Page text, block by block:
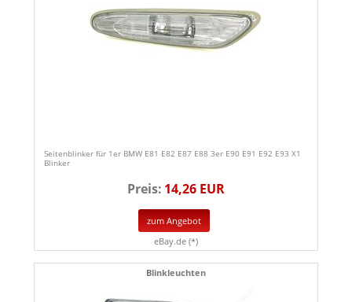
Seitenblinker für 1er BMW E81 E82 E87 E88 3er E90 E91 E92 E93 X1
Blinker
Preis: 14,26 EUR
zum Angebot
eBay.de (*)
Blinkleuchten